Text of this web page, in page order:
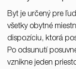
Byt je určený pre
všetky obytné
dispozíciu, ktorá
Po odsunutí
vznikne jeden